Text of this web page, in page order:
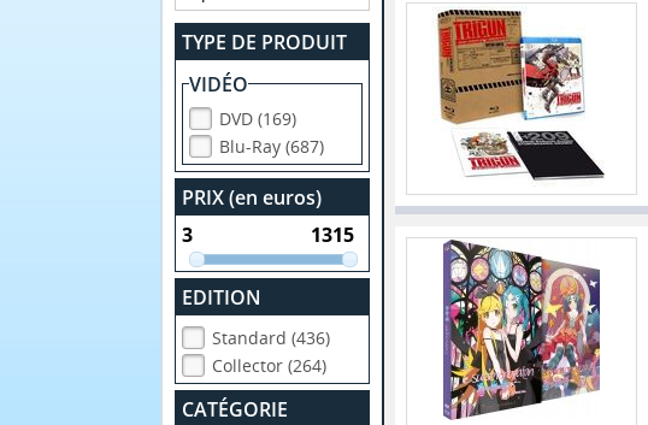
TYPE DE PRODUIT
VIDÉO
DVD (169)
Blu-Ray (687)
PRIX (en euros)
EDITION
Standard (436)
Collector (264)
CATÉGORIE